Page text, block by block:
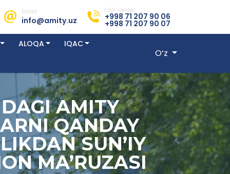
Email:
info@amity.uz
Call-center:
+998 71 207 90 06
+998 71 207 90 07
ALOQA
IQAC
O‘z
AMITY
QANDAY
SUN’IY
MA’RUZASI